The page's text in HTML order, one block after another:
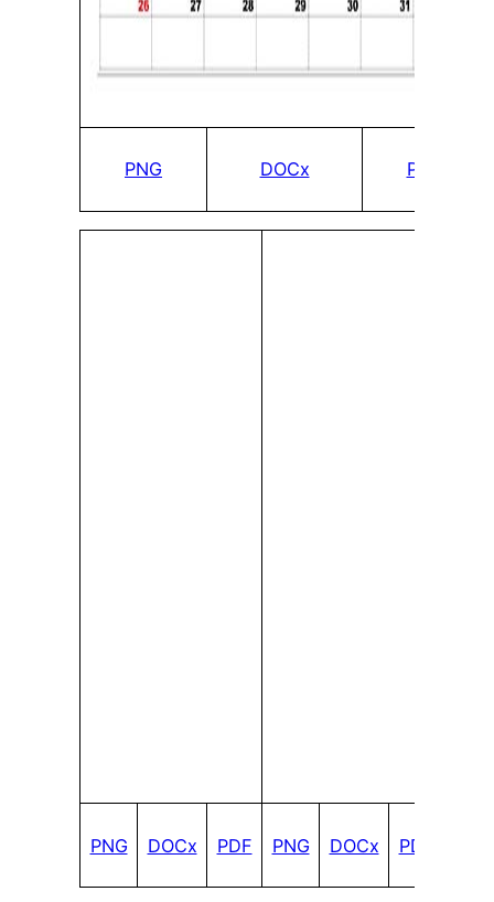
PNG DOCx PDF
PNG DOCx PDF PNG DOCx PDF